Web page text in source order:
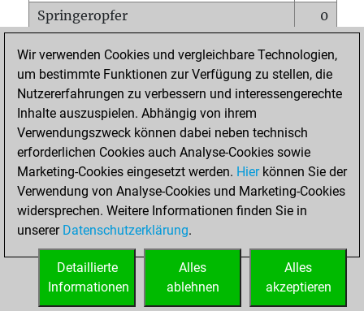
Springeropfer
0
Matt auf vollem Brett
0
Bauer setzt Matt
0
Erstickte Matts
Unterverwandlungen
Türme auf der siebten
0
STARTSEITE
Wir verwenden Cookies und vergleichbare Technologien,
um bestimmte Funktionen zur Verfügung zu stellen, die
Nutzererfahrungen zu verbessern und interessengerechte
Inhalte auszuspielen. Abhängig von ihrem
Verwendungszweck können dabei neben technisch
erforderlichen Cookies auch Analyse-Cookies sowie
Marketing-Cookies eingesetzt werden. Hierkönnen Sie der
Verwendung von Analyse-Cookies und Marketing-Cookies
widersprechen. Weitere Informationen finden Sie in
unserer Datenschutzerklärung.
Alles
akzeptieren
Alles
ablehnen
Detaillierte
Informationen